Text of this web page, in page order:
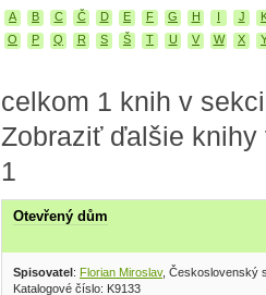
A B C Č D E F G H I J
O
P Q R S Š T U V W X
celkom 1 knih v
Zobraziť ďalšie
1
Otevřený dům
Spisovatel: Florian Miroslav, Československý
Katalogové číslo: K9133